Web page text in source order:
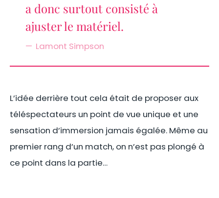
a donc surtout consisté à
ajuster le matériel.
Lamont Simpson
L’idée derrière tout cela était de proposer aux
téléspectateurs un point de vue unique et une
sensation d’immersion jamais égalée. Même au
premier rang d’un match, on n’est pas plongé à
ce point dans la partie…